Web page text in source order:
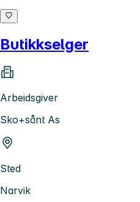
Butikkselger
Arbeidsgiver
Sko+sånt As
Sted
Narvik